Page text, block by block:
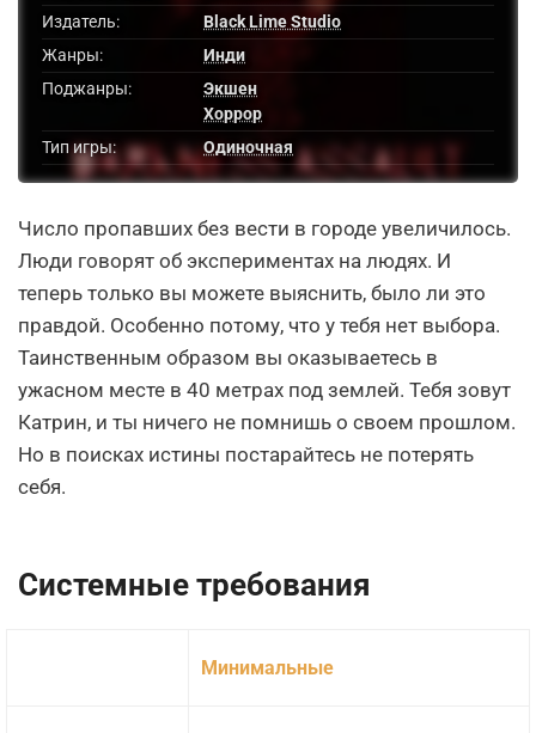
Издатель:
Black Lime Studio
Жанры:
Инди
Поджанры:
Экшен
Хоррор
Тип игры:
Одиночная
Число пропавших без вести в городе увеличилось.
Люди говорят об экспериментах на людях. И
теперь только вы можете выяснить, было ли это
правдой. Особенно потому, что у тебя нет выбора.
Таинственным образом вы оказываетесь в
ужасном месте в 40 метрах под землей. Тебя зовут
Катрин, и ты ничего не помнишь о своем прошлом.
Но в поисках истины постарайтесь не потерять
себя.
Системные требования
Минимальные